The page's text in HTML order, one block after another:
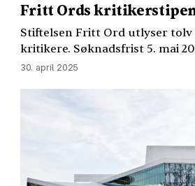
Fritt Ords
Stiftelsen Fritt Ord utlyser
kritikere. Søknadsfrist 5. mai
30. april 2025